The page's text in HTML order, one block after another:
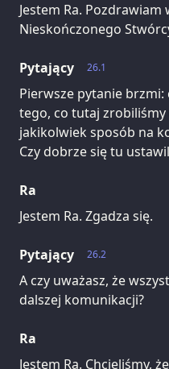
Jestem Ra. Pozdrawiam
Nieskończonego
26.1
Pytający
Pierwsze pytanie
tego, co tutaj
jakikolwiek sposób na
Czy dobrze się tu
Ra
Jestem Ra. Zgadza się.
26.2
Pytający
A czy uważasz, że
dalszej komunikacji?
Ra
Jestem Ra. Chcieliśmy,